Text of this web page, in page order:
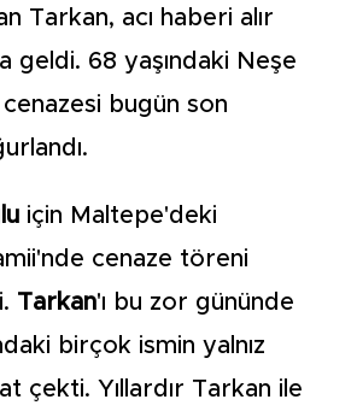
Tarkan, acı haberi alır
geldi. 68 yaşındaki Neşe
bugün son
için Maltepe'deki
cenaze töreni
Tarkan'ı bu zor gününde
birçok ismin yalnız
çekti. Yıllardır Tarkan ile